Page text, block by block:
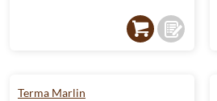
Terma Marlin